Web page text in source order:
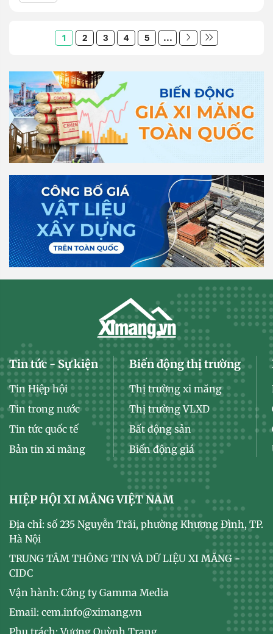
1 2 3 4 5 ...
Tin tức - Sự kiện
Tin Hiệp hội
Tin trong nước
Tin tức quốc tế
Bản tin xi măng
Biến động thị trường
Thị trường xi măng
Thị trường VLXD
Bất động sản
Biến động giá
HIỆP HỘI XI MĂNG VIỆT NAM
Địa chỉ: số 235 Nguyễn Trãi, phường Khương Đình, TP.
Hà Nội
TRUNG TÂM THÔNG TIN VÀ DỮ LIỆU XI MĂNG -
CIDC
Vận hành: Công ty Gamma Media
Email: cem.info@ximang.vn
Phụ trách: Vương Quỳnh Trang